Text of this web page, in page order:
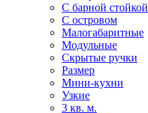
С барной стойкой
С островом
Малогабаритные
Модульные
Скрытые ручки
Размер
Мини-кухни
Узкие
3 кв. м.